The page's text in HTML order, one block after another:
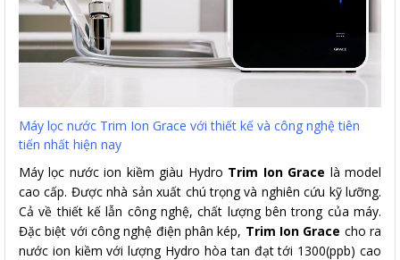
Máy lọc nước Trim Ion Grace với thiết kế và công nghệ tiên
tiến nhất hiện nay
Máy lọc nước ion kiềm giàu Hydro Trim Ion Grace là model
cao cấp. Được nhà sản xuất chú trọng và nghiên cứu kỹ lưỡng.
Cả về thiết kế lẫn công nghệ, chất lượng bên trong của máy.
Đặc biệt với công nghệ điện phân kép, Trim Ion Grace cho ra
nước ion kiềm với lượng Hydro hòa tan đạt tới 1300(ppb) cao